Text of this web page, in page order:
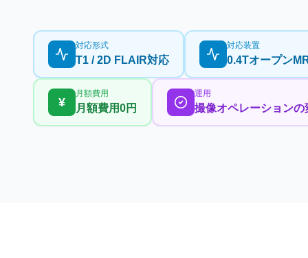
対応形式
T1 / 2D FLAIR対応
対応装置
0.4Tオープン
¥
月額費用
月額費用0円
運用
撮像オペレーションの